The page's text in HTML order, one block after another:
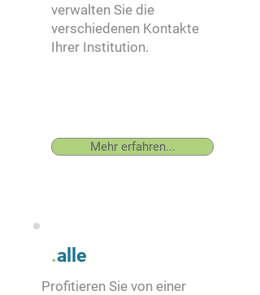
verwalten Sie die
verschiedenen Kontakte
Ihrer Institution.
Mehr erfahren...
.alle
Profitieren Sie von einer